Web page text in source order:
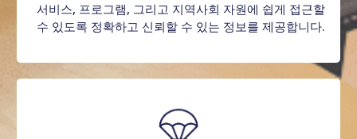
서비스, 프로그램, 그리고 지역사회 자원에 쉽게 접근할
수 있도록 정확하고 신뢰할 수 있는 정보를 제공합니다.